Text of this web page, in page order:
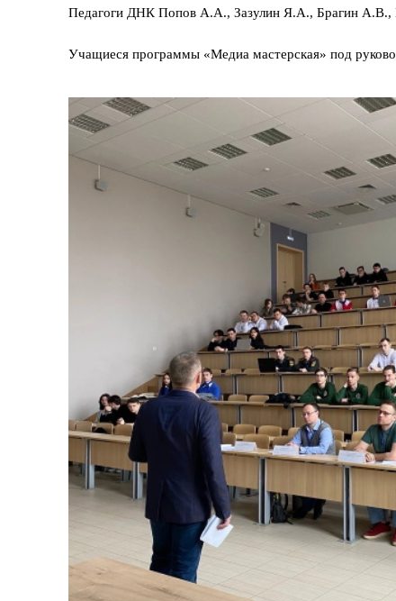
Педагоги ДНК Попов А.А., Зазулин Я.А., Брагин А.В.,
Учащиеся программы «Медиа мастерская» под